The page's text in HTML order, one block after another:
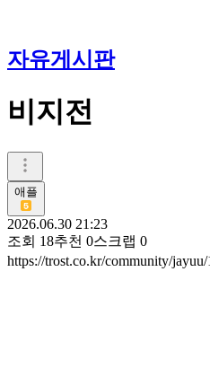
자유게시판
비지전
애플
2026.06.30 21:23
조회 18추천 0스크랩 0
https://trost.co.kr/community/